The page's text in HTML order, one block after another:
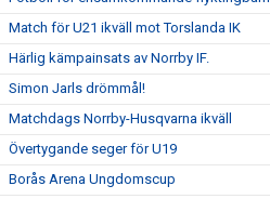
Match för U21 ikväll mot Torslanda IK
Härlig kämpainsats av Norrby IF.
Simon Jarls drömmål!
Matchdags Norrby-Husqvarna ikväll
Övertygande seger för U19
Borås Arena Ungdomscup